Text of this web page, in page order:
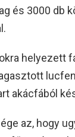
és 3000 db
helyezett
akácfából
az, hogy